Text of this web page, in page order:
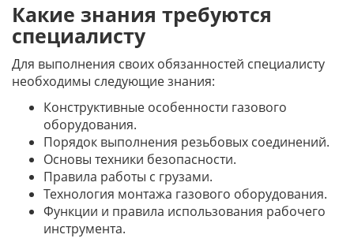
Какие знания требуются
специалисту
Для выполнения своих обязанностей специалисту
необходимы следующие знания:
Конструктивные особенности газового
оборудования.
Порядок выполнения резьбовых соединений.
Основы техники безопасности.
Правила работы с грузами.
Технология монтажа газового оборудования.
Функции и правила использования рабочего
инструмента.